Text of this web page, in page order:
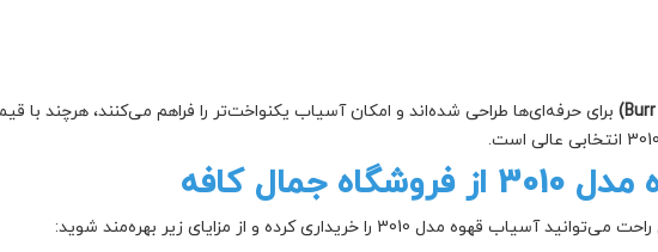
برای حرفه‌ای‌ها طراحی شده‌اند و امکان آسیاب یکنواخت‌تر را فراهم می‌کنند، هرچند با
کافه
آسیاب قهوه مدل 3010 را خریداری کرده و از مزایای زیر بهره‌مند شوید: